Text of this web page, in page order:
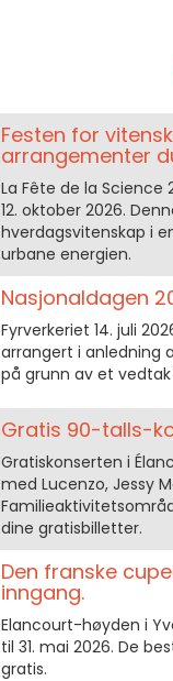
Festen for
arrangementer
La Fête de la
12. oktober 2026.
hverdagsvitenskap i
urbane energien.
Nasjonaldagen
Fyrverkeriet 14. juli
arrangert i anledning
på grunn av et
Gratis 90-talls-
Gratiskonserten i
med Lucenzo, Jessy
dine gratisbilletter.
Den franske
inngang.
Elancourt-høyden i
til 31. mai 2026. De
gratis.